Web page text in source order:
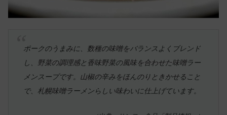
ポークのうまみに、数種の味噌をバランスよくブレンド
し、野菜の調理感と香味野菜の風味を合わせた味噌ラー
メンスープです。山椒の辛みをほんのりときかせること
で、札幌味噌ラーメンらしい味わいに仕上げています。